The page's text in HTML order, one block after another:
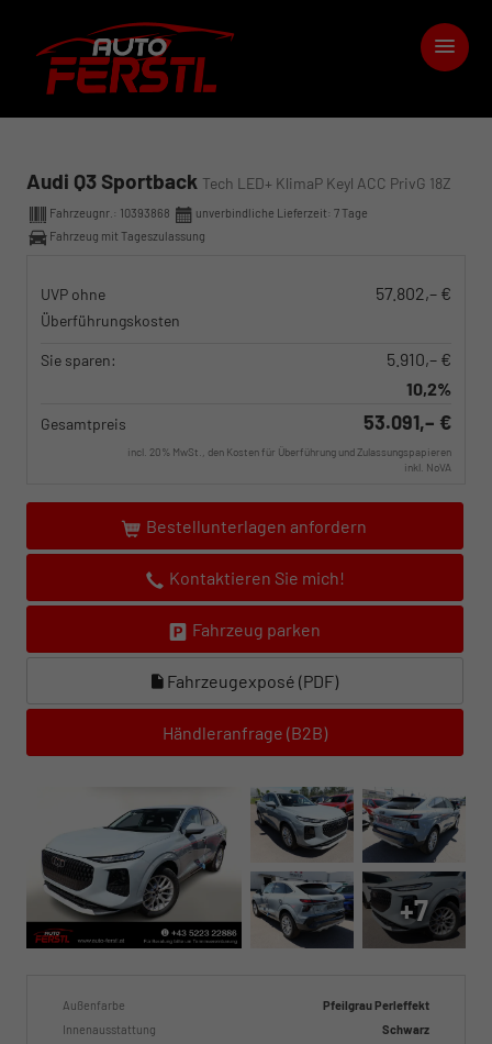
Audi Q3 Sportback Tech LED+ KlimaP Keyl ACC PrivG 18Z
Fahrzeugnr.: 10393868 unverbindliche Lieferzeit: 7 Tage
Fahrzeug mit Tageszulassung
UVP ohne
Überführungskosten
57.802,– €
Sie sparen:
5.910,– €
10,2%
Gesamtpreis 53.091,– €
incl. 20% MwSt., den Kosten für Überführung und Zulassungspapieren
inkl. NoVA
Bestellunterlagen anfordern
Kontaktieren Sie mich!
Fahrzeug parken
Fahrzeugexposé (PDF)
Händleranfrage (B2B)
+7
Außenfarbe
Pfeilgrau Perleffekt
Innenausstattung
Schwarz